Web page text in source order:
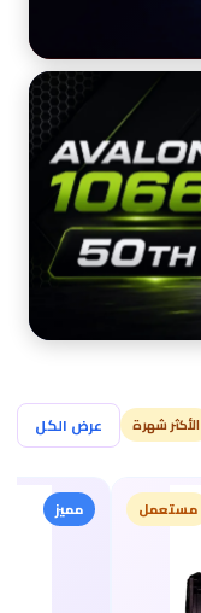
الأكثر شهرة عرض الكل
مستعمل